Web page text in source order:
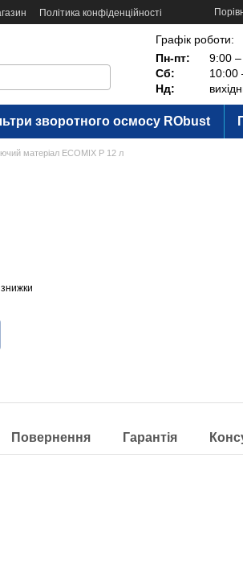
Політика конфіденційності
Графік роботи:
Пн-пт:
9:00
Сб:
10:00
Нд:
зворотного осмосу RObust
матеріал ECOMIX P 12 л
Повернення Гарантія